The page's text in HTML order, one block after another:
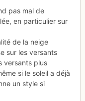
pas mal de
en particulier sur
de la neige
sur les versants
versants plus
si le soleil a déjà
un style si